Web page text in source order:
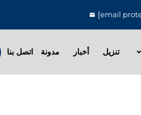
[email
تنزيل أخبار مدونة اتصل بنا